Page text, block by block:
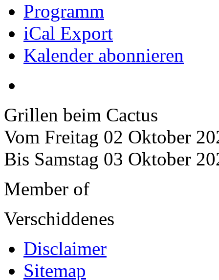
Programm
iCal Export
Kalender abonnieren
Grillen beim Cactus
Vom Freitag 02 Oktober
Bis Samstag 03 Oktober
Member of
Verschiddenes
Disclaimer
Sitemap